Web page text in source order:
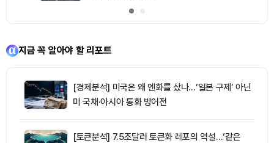
지금 꼭 알아야 할 리포트
[경제분석] 미국은 왜 엔화를 샀나…‘일본 구제’ 아닌
미 국채·아시아 통화 방어전
[토큰분석] 7.5조달러 토큰화 레포의 역설…‘같은